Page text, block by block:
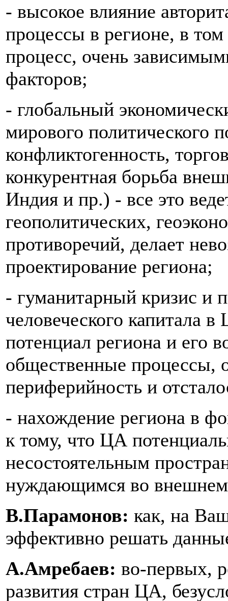
- высокое влияние
процессы в регионе, в
процесс, очень
факторов;
- глобальный
мирового политического
конфликтогенность,
конкурентная борьба
Индия и пр.) - все это
геополитических,
противоречий, делает
проектирование региона;
- гуманитарный кризис и
человеческого капитала
потенциал региона и его
общественные процессы,
периферийность и
- нахождение региона в
к тому, что ЦА
несостоятельным
нуждающимся во
В.Парамонов: как, на
эффективно решать
А.Амребаев: во-первых,
развития стран ЦА,